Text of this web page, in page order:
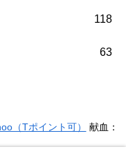
118
63
（Tポイント可）
献血：